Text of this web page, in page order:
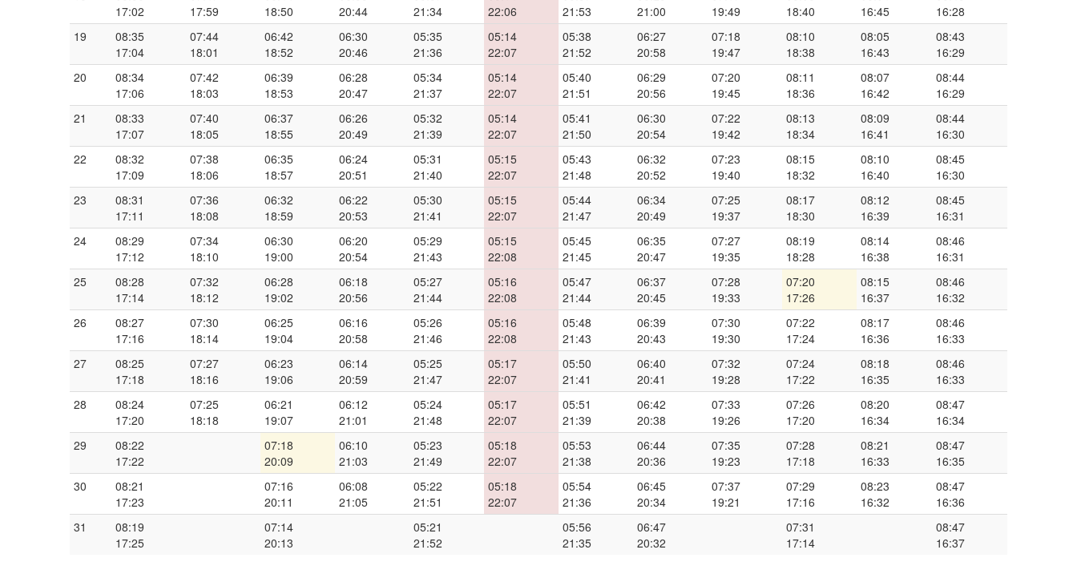
17:02
17:59
18:50
20:44
21:34
22:06
21:53
21:00
19:49
18:40
16:45
16:28
19
08:35
17:04
07:44
18:01
06:42
18:52
06:30
20:46
05:35
21:36
05:14
22:07
05:38
21:52
06:27
20:58
07:18
19:47
08:10
18:38
08:05
16:43
08:43
16:29
20
08:34
17:06
07:42
18:03
06:39
18:53
06:28
20:47
05:34
21:37
05:14
22:07
05:40
21:51
06:29
20:56
07:20
19:45
08:11
18:36
08:07
16:42
08:44
16:29
21
08:33
17:07
07:40
18:05
06:37
18:55
06:26
20:49
05:32
21:39
05:14
22:07
05:41
21:50
06:30
20:54
07:22
19:42
08:13
18:34
08:09
16:41
08:44
16:30
22
08:32
17:09
07:38
18:06
06:35
18:57
06:24
20:51
05:31
21:40
05:15
22:07
05:43
21:48
06:32
20:52
07:23
19:40
08:15
18:32
08:10
16:40
08:45
16:30
23
08:31
17:11
07:36
18:08
06:32
18:59
06:22
20:53
05:30
21:41
05:15
22:07
05:44
21:47
06:34
20:49
07:25
19:37
08:17
18:30
08:12
16:39
08:45
16:31
24
08:29
17:12
07:34
18:10
06:30
19:00
06:20
20:54
05:29
21:43
05:15
22:08
05:45
21:45
06:35
20:47
07:27
19:35
08:19
18:28
08:14
16:38
08:46
16:31
25
08:28
17:14
07:32
18:12
06:28
19:02
06:18
20:56
05:27
21:44
05:16
22:08
05:47
21:44
06:37
20:45
07:28
19:33
07:20
17:26
08:15
16:37
08:46
16:32
26
08:27
17:16
07:30
18:14
06:25
19:04
06:16
20:58
05:26
21:46
05:16
22:08
05:48
21:43
06:39
20:43
07:30
19:30
07:22
17:24
08:17
16:36
08:46
16:33
27
08:25
17:18
07:27
18:16
06:23
19:06
06:14
20:59
05:25
21:47
05:17
22:07
05:50
21:41
06:40
20:41
07:32
19:28
07:24
17:22
08:18
16:35
08:46
16:33
28
08:24
17:20
07:25
18:18
06:21
19:07
06:12
21:01
05:24
21:48
05:17
22:07
05:51
21:39
06:42
20:38
07:33
19:26
07:26
17:20
08:20
16:34
08:47
16:34
29
08:22
17:22
07:18
20:09
06:10
21:03
05:23
21:49
05:18
22:07
05:53
21:38
06:44
20:36
07:35
19:23
07:28
17:18
08:21
16:33
08:47
16:35
30
08:21
17:23
07:16
20:11
06:08
21:05
05:22
21:51
05:18
22:07
05:54
21:36
06:45
20:34
07:37
19:21
07:29
17:16
08:23
16:32
08:47
16:36
31
08:19
17:25
07:14
20:13
05:21
21:52
05:56
21:35
06:47
20:32
07:31
17:14
08:47
16:37